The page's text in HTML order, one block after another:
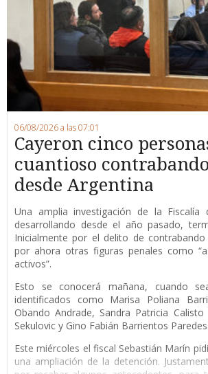
06/08/2026 a las 07:01
Cayeron cinco
cuantioso
desde Argentina
Una amplia investigación de la
desarrollando desde el año pasado,
Inicialmente por el delito de
por ahora otras figuras penales como
activos”.
Esto se conocerá mañana, cuando
identificados como Marisa Poliana
Obando Andrade, Sandra Patricia
Sekulovic y Gino Fabián Barrientos Paredes.
Este miércoles el fiscal Sebastián Marín
una ampliación de la detención.